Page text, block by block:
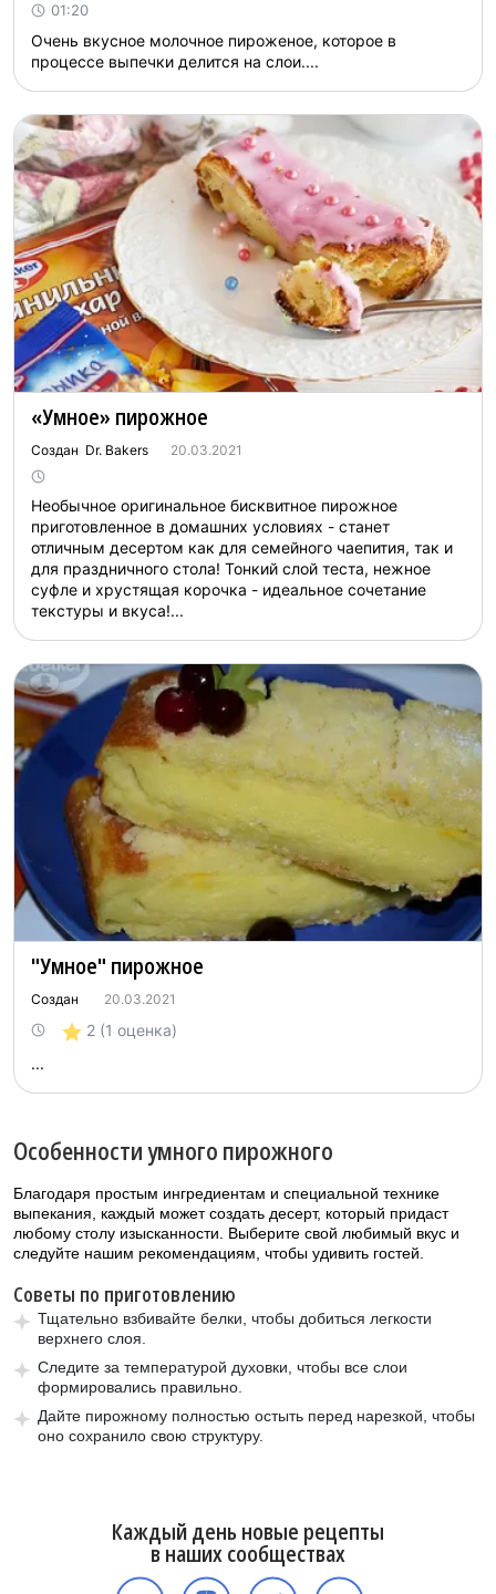
01:20
Очень вкусное молочное пироженое, которое в
процессе выпечки делится на слои....
«Умное» пирожное
Создан Dr. Bakers 20.03.2021
Необычное оригинальное бисквитное пирожное
приготовленное в домашних условиях - станет
отличным десертом как для семейного чаепития, так и
для праздничного стола! Тонкий слой теста, нежное
суфле и хрустящая корочка - идеальное сочетание
текстуры и вкуса!...
"Умное" пирожное
Создан 20.03.2021
2 (1 оценка)
...
Особенности умного пирожного
Благодаря простым ингредиентам и специальной технике
выпекания, каждый может создать десерт, который придаст
любому столу изысканности. Выберите свой любимый вкус и
следуйте нашим рекомендациям, чтобы удивить гостей.
Советы по приготовлению
Тщательно взбивайте белки, чтобы добиться легкости
верхнего слоя.
Следите за температурой духовки, чтобы все слои
формировались правильно.
Дайте пирожному полностью остыть перед нарезкой, чтобы
оно сохранило свою структуру.
Каждый день новые рецепты
в наших сообществах